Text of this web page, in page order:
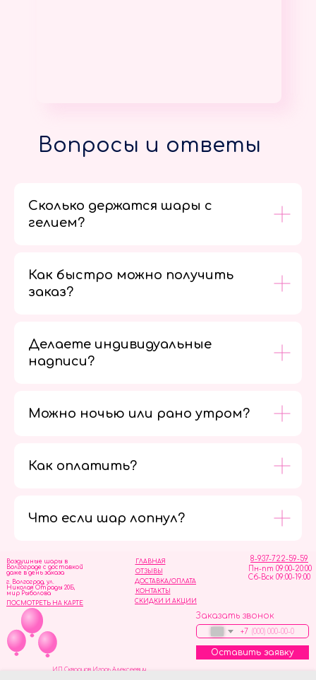
Вопросы и ответы
Сколько держатся шары с
гелием?
Как быстро можно получить
заказ?
Делаете индивидуальные
надписи?
Можно ночью или рано утром?
Как оплатить?
Что если шар лопнул?
ОТЗЫВЫ
ГЛАВНАЯ
ДОСТАВКА/ОПЛАТА
СКИДКИ И АКЦИИ
КОНТАКТЫ
8-937-722-59-59
Пн-пт 09:00-20:00
Сб-Вск 09:00-19:00
Воздушные шары в
Волгограде с доставкой
даже в день заказа
Заказать звонок
+7
Оставить заявку
г. Волгоград, ул.
Николая Отрады 20Б,
мир Рыболова
ПОСМОТРЕТЬ НА КАРТЕ
ИП Скворцов Игорь Алексеевич